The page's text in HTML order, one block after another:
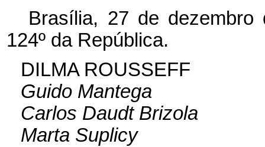
Brasília, 27 de dezembro
124º da República.
DILMA ROUSSEFF
Guido Mantega
Carlos Daudt Brizola
Marta Suplicy